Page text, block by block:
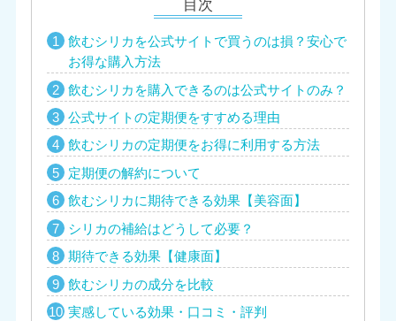
目次
飲むシリカを公式サイトで買うのは損？安心で
お得な購入方法
飲むシリカを購入できるのは公式サイトのみ？
公式サイトの定期便をすすめる理由
飲むシリカの定期便をお得に利用する方法
定期便の解約について
飲むシリカに期待できる効果【美容面】
シリカの補給はどうして必要？
期待できる効果【健康面】
飲むシリカの成分を比較
実感している効果・口コミ・評判